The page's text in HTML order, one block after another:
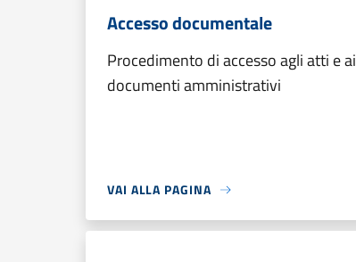
Accesso documentale
Procedimento di accesso agli atti e ai
documenti amministrativi
VAI ALLA PAGINA